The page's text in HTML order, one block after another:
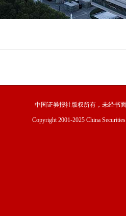
中国证券报社版权所有，未经书
Copyright 2001-2025 China